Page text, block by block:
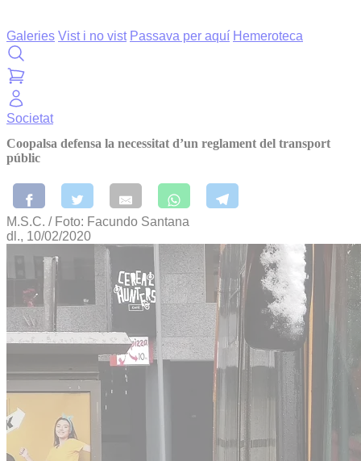
Galeries Vist i no vist Passava per aquí Hemeroteca
Societat
Coopalsa defensa la necessitat d’un reglament del transport
públic
M.S.C. / Foto: Facundo Santana
dl., 10/02/2020